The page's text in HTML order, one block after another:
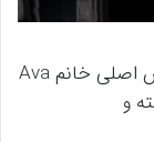
قابل ذکر است در سریال Tall Girl، بازیگر نقش اصلی خانم Ava